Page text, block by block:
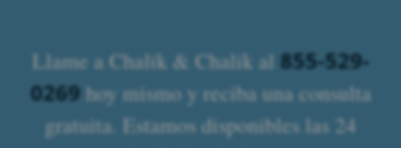
Llame a Chalik & Chalik al 855-529-
0269hoy mismo y reciba una consulta
gratuita. Estamos disponibles las 24